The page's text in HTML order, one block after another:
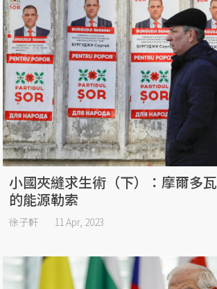
小國夾縫求生術（下）：摩爾多
的能源勒索
徐子軒 11 Apr, 2023